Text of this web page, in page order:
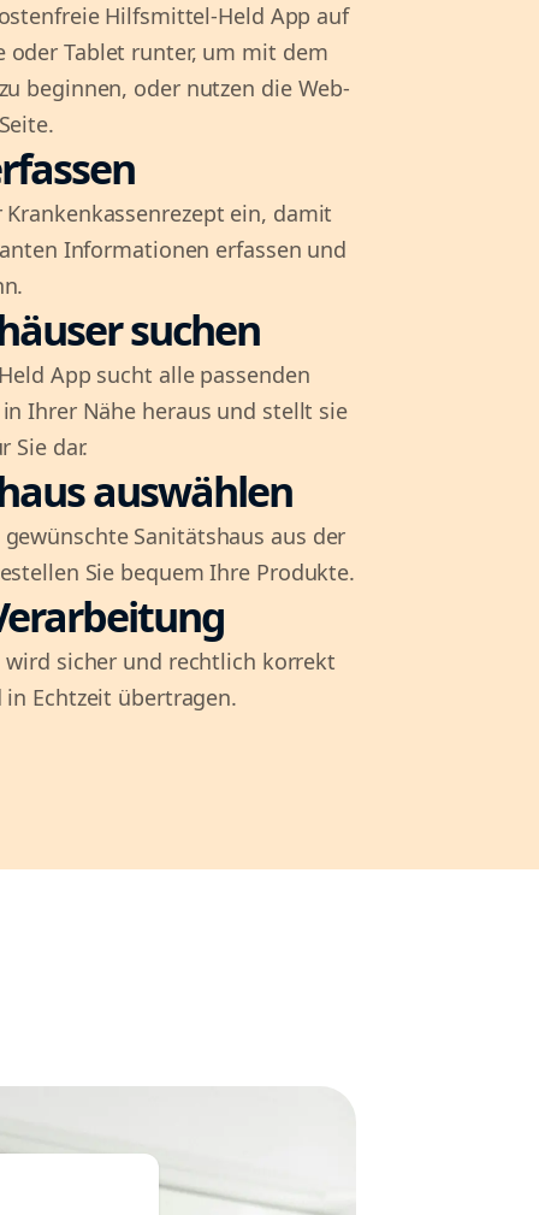
Hilfsmittel-Held App auf
oder Tablet runter, um mit dem
beginnen, oder nutzen die Web-
Krankenkassenrezept ein, damit
Informationen erfassen und
suchen
App sucht alle passenden
Ihrer Nähe heraus und stellt sie
Sie dar.
auswählen
gewünschte Sanitätshaus aus der
Sie bequem Ihre Produkte.
sicher und rechtlich korrekt
Echtzeit übertragen.